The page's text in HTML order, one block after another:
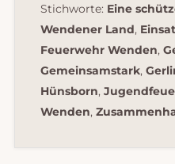
Stichworte: Eine
Wendener Land,
Feuerwehr Wenden,
Gemeinsamstark,
Hünsborn,
Wenden,